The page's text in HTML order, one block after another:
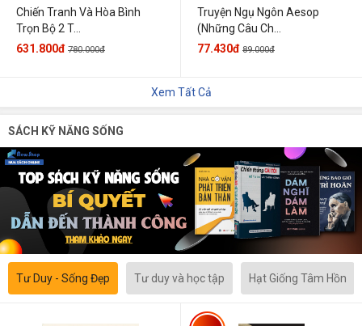
Chiến Tranh Và Hòa Bình
Trọn Bộ 2 T...
631.800đ 780.000đ
Truyện Ngụ Ngôn Aesop
(Những Câu Ch...
77.430đ 89.000đ
Xem Tất Cả
SÁCH KỸ NĂNG SỐNG
Tư Duy - Sống Đẹp Tư duy và học tập Hạt Giống Tâm Hồn